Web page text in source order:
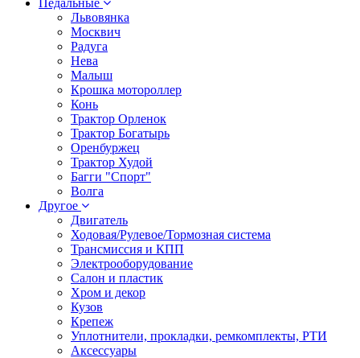
Педальные
Львовянка
Москвич
Радуга
Нева
Малыш
Крошка мотороллер
Конь
Трактор Орленок
Трактор Богатырь
Оренбуржец
Трактор Худой
Багги "Спорт"
Волга
Другое
Двигатель
Ходовая/Рулевое/Тормозная система
Трансмиссия и КПП
Электрооборудование
Салон и пластик
Хром и декор
Кузов
Крепеж
Уплотнители, прокладки, ремкомплекты, РТИ
Аксессуары